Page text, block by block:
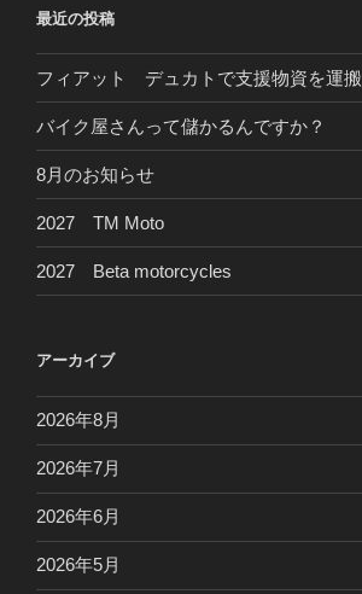
ン
最近の投稿
フィアット デュカトで支援物資を運搬
バイク屋さんって儲かるんですか？
8月のお知らせ
2027 TM Moto
2027 Beta motorcycles
アーカイブ
2026年8月
2026年7月
2026年6月
2026年5月